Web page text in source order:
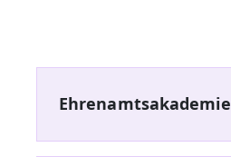
Ehrenamtsakademie